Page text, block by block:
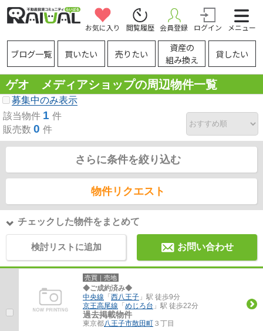
お気に入り 閲覧履歴 会員登録 ログイン メニュー
ブログ一覧 買いたい 売りたい
資産の
組み換え
貸したい
ゲオ メディアショップの周辺物件一覧
募集中のみ表示
該当物件 1 件
販売数 0 件
さらに条件を絞り込む
物件リクエスト
チェックした物件をまとめて
検討リストに追加 お問い合わせ
売買｜売地
◆ご成約済み◆
中央線 「西八王子 」駅 徒歩9分
京王高尾線 「めじろ台 」駅 徒歩22分
過去掲載物件
東京都八王子市散田町 ３丁目